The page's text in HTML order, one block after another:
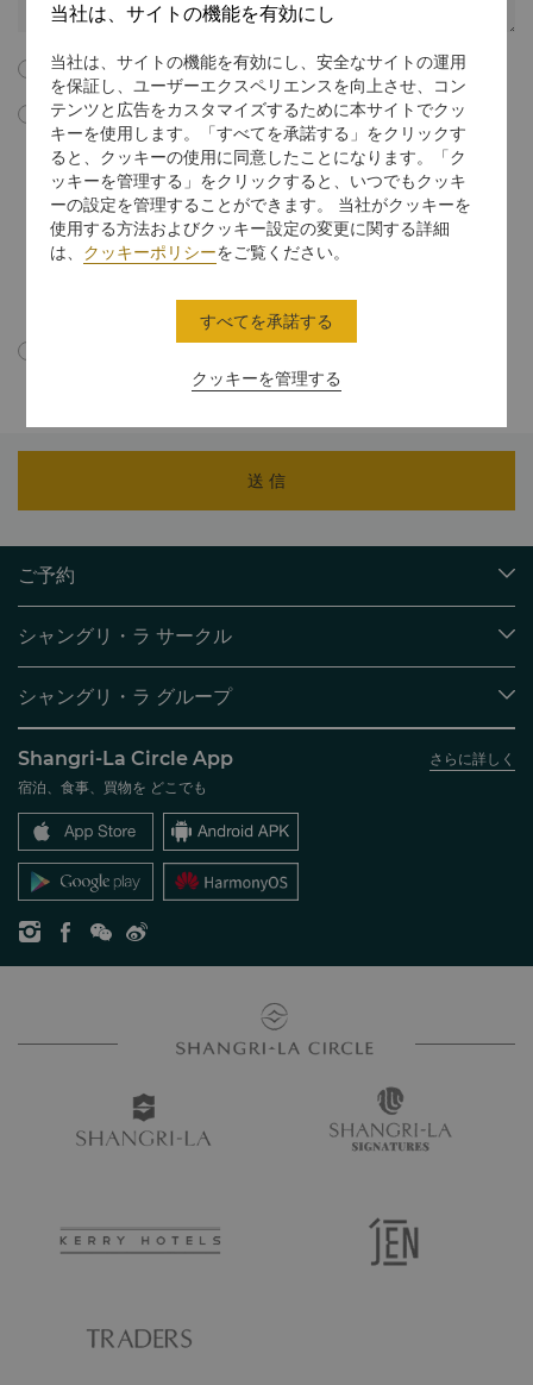
以下のすべての利用規約に同意します。
このボックスにチェックマークを入れることで、私はシャングリ･ラ イ
ンターナショナル ホテル マネジメント リミテッドからEメールによる
会議・イベントのマーケティング資料やプロモーション情報、更新情報
などを受信することに同意します。マーケティング通信での購読中止に
関する指示に従うか、unsubscribe@shangri-la.comまでEメールを
送信することで、いつでも無料で私の同意を中止することができること
を理解しています。
れることに同意します。
送 信
ご予約
ご予約の検索
レストラン＆バー
シャングリ・ラ サークル
シャングリ・ラ サークルに入会
よくあるお問合せや質問
SLCに関するお問い合わせ
シャングリ・ラ グループ
シャングリ・ラ ブランド
シャングリ・ラ センター
レジデンス
お問い合わせ
採用情報
企業の社会的責任
ニュース
Shangri-La Circle App
さらに詳しく
宿泊、食事、買物を どこでも
当社は、サイトの機能を有効にし
当社は、サイトの機能を有効にし、安全なサイトの運用
を保証し、ユーザーエクスペリエンスを向上させ、コン
テンツと広告をカスタマイズするために本サイトでクッ
キーを使用します。「すべてを承諾する」をクリックす
ると、クッキーの使用に同意したことになります。「ク
ッキーを管理する」をクリックすると、いつでもクッキ
ーの設定を管理することができます。 当社がクッキーを
使用する方法およびクッキー設定の変更に関する詳細
は、 クッキーポリシーをご覧ください。
クッキーを管理する
すべてを承諾する